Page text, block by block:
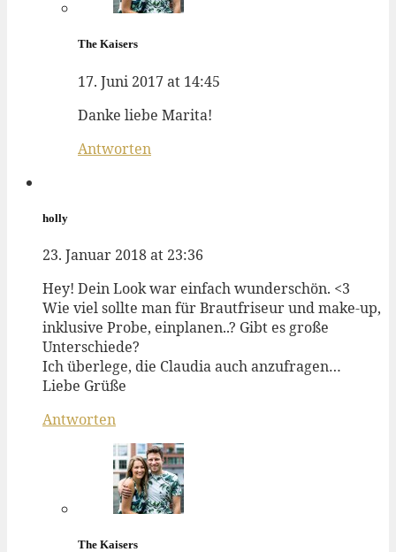
The Kaisers
17. Juni 2017 at 14:45
Danke liebe Marita!
Antworten
holly
23. Januar 2018 at 23:36
Hey! Dein Look war einfach wunderschön. <3
Wie viel sollte man für Brautfriseur und make-up,
inklusive Probe, einplanen..? Gibt es große
Unterschiede?
Ich überlege, die Claudia auch anzufragen…
Liebe Grüße
Antworten
The Kaisers